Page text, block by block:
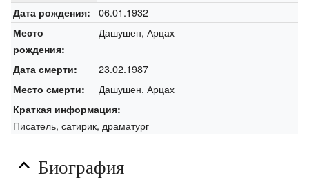
Дата рождения: 06.01.1932
Место
рождения:
Дашушен, Арцах
Дата смерти: 23.02.1987
Место смерти: Дашушен, Арцах
Краткая информация:
Писатель, сатирик, драматург
Биография